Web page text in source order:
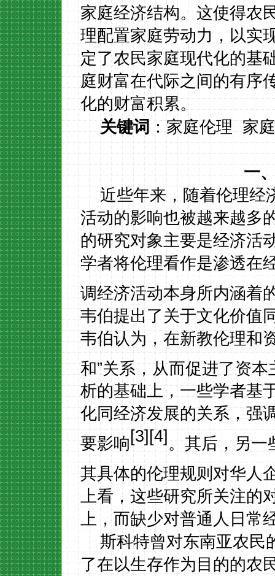
家庭经济结构。这使得农
理配置家庭劳动力，以实
定了农民家庭现代化的基
庭财富在代际之间的有序
化的财富积累。
关键词：家庭伦理 家
一
近些年来，随着伦理经
活动的影响也被越来越多
的研究对象主要是经济活
学者将伦理看作是渗透在
调经济活动本身所内涵着
韦伯提出了关于文化价值
韦伯认为，在新教伦理和
和”关系，从而促进了资
析的基础上，一些学者基
化同经济发展的关系，强
要影响[3][4]。其后，另一
其具体的伦理规则对华人
上看，这些研究所关注的
上，而缺少对普通人日常
斯科特曾对东南亚农民
了在以生存作为目的的农